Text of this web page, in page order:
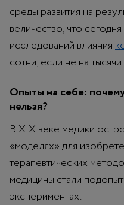
среды развития на
величество, что
исследований влияния
сотни, если не на
Опыты на себе:
нельзя?
В XIX веке медики
«моделях» для
терапевтических
медицины стали
экспериментах.